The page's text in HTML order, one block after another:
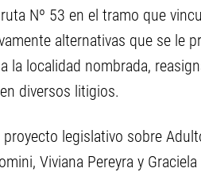
Nº 53 en el tramo que
alternativas que se le
la localidad nombrada,
diversos litigios.
legislativo sobre
Viviana Pereyra y